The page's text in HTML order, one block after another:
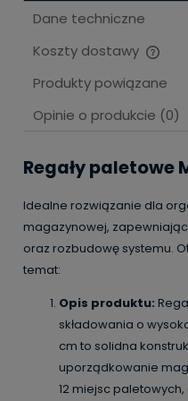
Dane techniczne
Koszty dostawy
Cena nie zawiera
Produkty powiązane
Opinie o produkcie (0)
Regały paletowe
Idealne rozwiązanie dla
magazynowej,
oraz rozbudowę systemu.
temat:
Opis produktu:
składowania o
cm to solidna
uporządkowanie
12 miejsc